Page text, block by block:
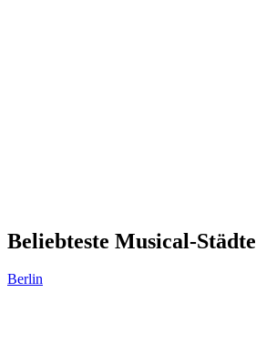
Beliebteste Musical-Städte
Berlin